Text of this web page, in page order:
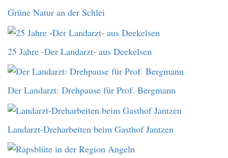
Grüne Natur an der Schlei
25 Jahre -Der Landarzt- aus Deekelsen
Der Landarzt: Drehpause für Prof. Bergmann
Landarzt-Dreharbeiten beim Gasthof Jantzen